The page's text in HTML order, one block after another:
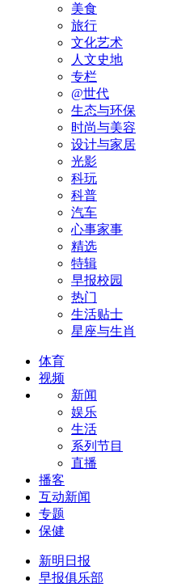
美食
旅行
文化艺术
人文史地
专栏
@世代
生态与环保
时尚与美容
设计与家居
光影
科玩
科普
汽车
心事家事
精选
特辑
早报校园
热门
生活贴士
星座与生肖
体育
视频
新闻
娱乐
生活
系列节目
直播
播客
互动新闻
专题
保健
新明日报
早报俱乐部